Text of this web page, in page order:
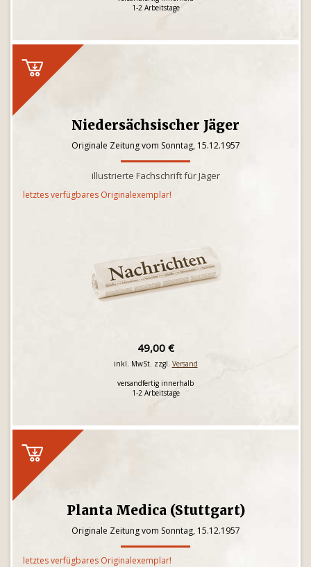
1-2 Arbeitstage
Niedersächsischer Jäger
Originale Zeitung vom Sonntag, 15.12.1957
illustrierte Fachschrift für Jäger
letztes verfügbares Originalexemplar!
49,00 €
inkl. MwSt. zzgl. Versand
versandfertig innerhalb
1-2 Arbeitstage
Planta Medica (Stuttgart)
Originale Zeitung vom Sonntag, 15.12.1957
letztes verfügbares Originalexemplar!